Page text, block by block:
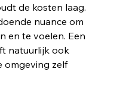
de kosten laag.
nuance om
en te voelen. Een
natuurlijk ook
omgeving zelf